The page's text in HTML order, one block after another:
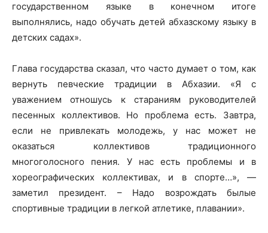
государственном языке в конечном итоге
выполнялись, надо обучать детей абхазскому языку в
детских садах».
Глава государства сказал, что часто думает о том, как
вернуть певческие традиции в Абхазии. «Я с
уважением отношусь к стараниям руководителей
песенных коллективов. Но проблема есть. Завтра,
если не привлекать молодежь, у нас может не
оказаться коллективов традиционного
многоголосного пения. У нас есть проблемы и в
хореографических коллективах, и в спорте…», —
заметил президент. – Надо возрождать былые
спортивные традиции в легкой атлетике, плавании».